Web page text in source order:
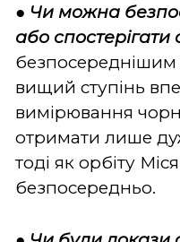
● Чи можна
або спостерігати
вищий ступінь
вимірювання
отримати лише
тоді як орбіту
безпосередньо.